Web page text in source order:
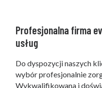
Profesjonalna firma
usług
Do dyspozycji naszych
wybór profesjonalnie
Wykwalifikowana i